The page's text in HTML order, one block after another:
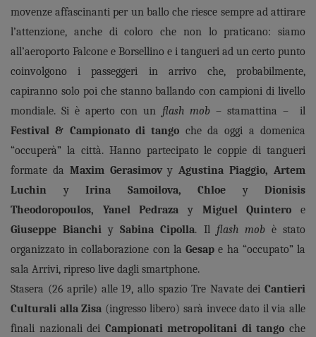
movenze affascinanti per un ballo che riesce sempre ad attirare
l’attenzione, anche di coloro che non lo praticano: siamo
all’aeroporto Falcone e Borsellino e i tangueri ad un certo punto
coinvolgono i passeggeri in arrivo che, probabilmente,
capiranno solo poi che stanno ballando con campioni di livello
mondiale. Si è aperto con un flash mob– stamattina – il
Festival & Campionato di tango che da oggi a domenica
“occuperà” la città. Hanno partecipato le coppie di tangueri
formate da Maxim Gerasimovy Agustina Piaggio, Artem
LuchinyIrina Samoilova, ChloeyDionisis
Theodoropoulos, Yanel Pedrazay Miguel Quintero e
Giuseppe Bianchiy Sabina Cipolla. Il flash mobè stato
organizzato in collaborazione con laGesap e ha “occupato” la
sala Arrivi, ripreso live dagli smartphone.
Stasera (26 aprile) alle 19, allo spazio Tre Navate dei Cantieri
Culturali alla Zisa (ingresso libero) sarà invece dato il via alle
finali nazionali dei Campionati metropolitani di tangoche